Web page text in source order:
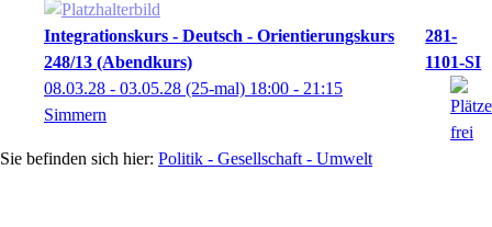
Integrationskurs - Deutsch - Orientierungskurs
248/13 (Abendkurs)
281-
1101-SI
08.03.28 - 03.05.28 (25-mal) 18:00 - 21:15
Simmern
Politik - Gesellschaft - Umwelt